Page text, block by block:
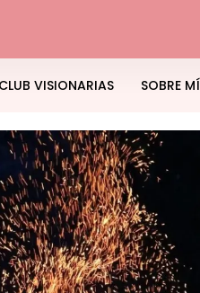
CLUB VISIONARIAS SOBRE MÍ